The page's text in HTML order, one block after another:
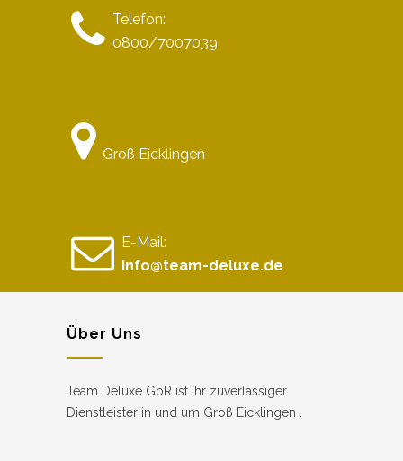
Telefon:
0800/7007039
Groß Eicklingen
E-Mail:
info@team-deluxe.de
Über Uns
Team Deluxe GbR ist ihr zuverlässiger
Dienstleister in und um Groß Eicklingen .